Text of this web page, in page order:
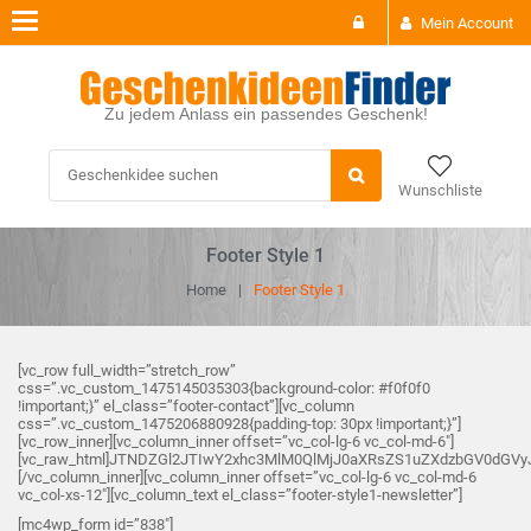
Mein Account
Zu jedem Anlass ein passendes Geschenk!
Wunschliste
Toggle
navigation
Footer Style 1
Home Footer Style 1
[vc_row full_width=”stretch_row”
css=”.vc_custom_1475145035303{background-color: #f0f0f0
!important;}” el_class=”footer-contact”][vc_column
css=”.vc_custom_1475206880928{padding-top: 30px !important;}”]
[vc_row_inner][vc_column_inner offset=”vc_col-lg-6 vc_col-md-6″]
[/vc_column_inner][vc_column_inner offset=”vc_col-lg-6 vc_col-md-6
vc_col-xs-12″][vc_column_text el_class=”footer-style1-newsletter”]
[mc4wp_form id=”838″]